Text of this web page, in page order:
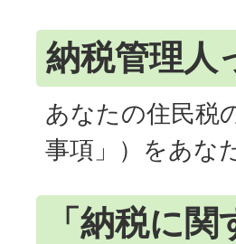
納税管理人
あなたの住民税
事項」）をあな
「納税に